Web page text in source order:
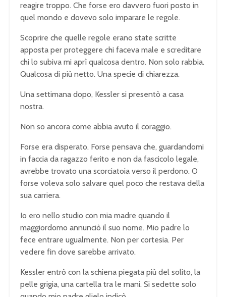
reagire troppo. Che forse ero davvero fuori posto in
quel mondo e dovevo solo imparare le regole.
Scoprire che quelle regole erano state scritte
apposta per proteggere chi faceva male e screditare
chi lo subiva mi aprì qualcosa dentro. Non solo rabbia.
Qualcosa di più netto. Una specie di chiarezza.
Una settimana dopo, Kessler si presentò a casa
nostra.
Non so ancora come abbia avuto il coraggio.
Forse era disperato. Forse pensava che, guardandomi
in faccia da ragazzo ferito e non da fascicolo legale,
avrebbe trovato una scorciatoia verso il perdono. O
forse voleva solo salvare quel poco che restava della
sua carriera.
Io ero nello studio con mia madre quando il
maggiordomo annunciò il suo nome. Mio padre lo
fece entrare ugualmente. Non per cortesia. Per
vedere fin dove sarebbe arrivato.
Kessler entrò con la schiena piegata più del solito, la
pelle grigia, una cartella tra le mani. Si sedette solo